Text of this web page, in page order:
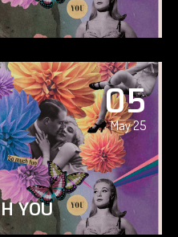
05
May 25
YOU